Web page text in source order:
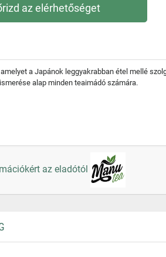
az elérhetőséget
a Japánok leggyakrabban étel mellé
alap minden teaimádó számára.
az eladótól